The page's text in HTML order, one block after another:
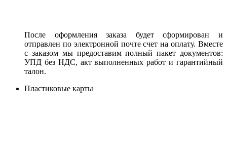
После оформления заказа будет сформирован и
отправлен по электронной почте счет на оплату. Вместе
с заказом мы предоставим полный пакет документов:
УПД без НДС, акт выполненных работ и гарантийный
талон.
Пластиковые карты